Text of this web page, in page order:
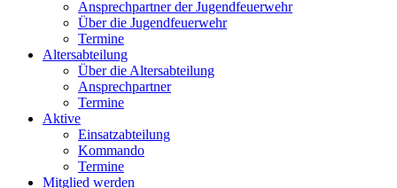
Ansprechpartner der Jugendfeuerwehr
Über die Jugendfeuerwehr
Termine
Altersabteilung
Über die Altersabteilung
Ansprechpartner
Termine
Aktive
Einsatzabteilung
Kommando
Termine
Mitglied werden